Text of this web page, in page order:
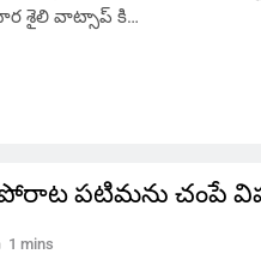
శైలి వాట్సాప్ కి…
పోరాట పటిమను చంపే
1 mins